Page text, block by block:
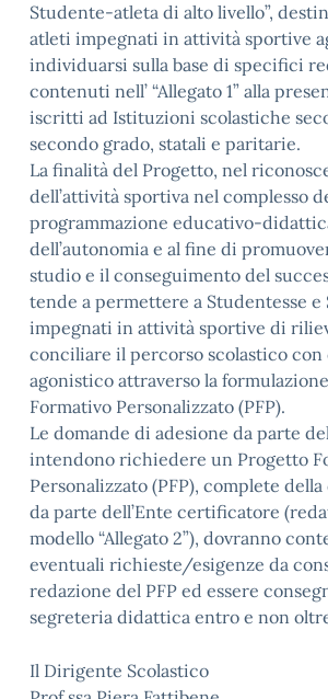
Studente-atleta di alto livello”,
atleti impegnati in attività sportive
individuarsi sulla base di specifici
contenuti nell’ “Allegato 1” alla
iscritti ad Istituzioni scolastiche
secondo grado, statali e paritarie.
La finalità del Progetto, nel
dell’attività sportiva nel complesso
programmazione educativo-
dell’autonomia e al fine di
studio e il conseguimento del
tende a permettere a Studentesse
impegnati in attività sportive di
conciliare il percorso scolastico con
agonistico attraverso la
Formativo Personalizzato (PFP).
Le domande di adesione da parte
intendono richiedere un Progetto
Personalizzato (PFP), complete
da parte dell’Ente certificatore
modello “Allegato 2”), dovranno
eventuali richieste/esigenze da
redazione del PFP ed essere
segreteria didattica entro e non
Il Dirigente Scolastico